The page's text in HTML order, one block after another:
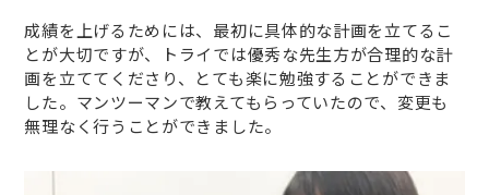
成績を上げるためには、最初に具体的な計画を立てるこ
とが大切ですが、トライでは優秀な先生方が合理的な計
画を立ててくださり、とても楽に勉強することができま
した。マンツーマンで教えてもらっていたので、変更も
無理なく行うことができました。